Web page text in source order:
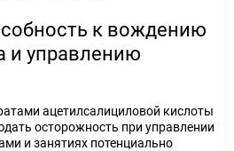
к вождению
и управлению
ацетилсалициловой кислоты
осторожность при управлении
и занятиях потенциально